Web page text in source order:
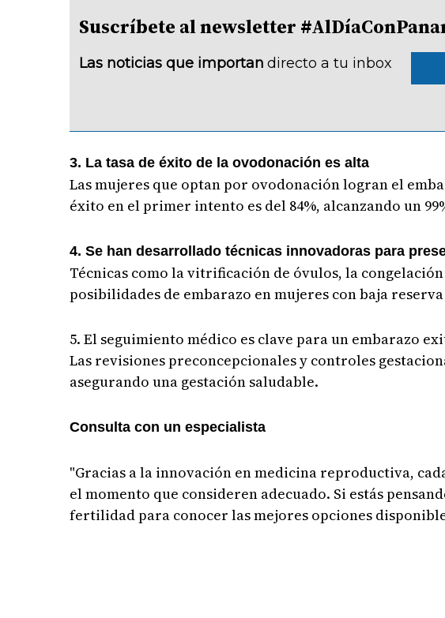
Suscríbete al newsletter
Las noticias que importan directo a tu inbox
3. La tasa de éxito de la ovodonación es alta
Las mujeres que optan por ovodonación logran el
éxito en el primer intento es del 84%, alcanzando un
4. Se han desarrollado técnicas innovadoras para
Técnicas como la vitrificación de óvulos, la
posibilidades de embarazo en mujeres con baja
5. El seguimiento médico es clave para un embarazo
Las revisiones preconcepcionales y controles
asegurando una gestación saludable.
Consulta con un especialista
"Gracias a la innovación en medicina reproductiva,
el momento que consideren adecuado. Si estás
fertilidad para conocer las mejores opciones